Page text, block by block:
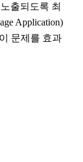
출되도록 최
Application)
문제를 효과